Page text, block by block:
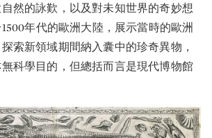
然的詠歎，以及對未知世界的奇妙想
年代的歐洲大陸，展示當時的歐洲
索新領域期間納入囊中的珍奇異物，
科學目的，但總括而言是現代博物館